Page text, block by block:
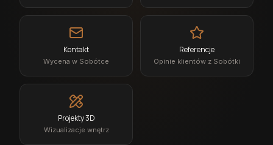
Kontakt
Wycena w Sobótce
Referencje
Opinie klientów z Sobótki
Projekty 3D
Wizualizacje wnętrz